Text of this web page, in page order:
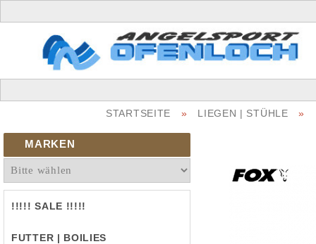
STARTSEITE » LIEGEN | STÜHLE »
MARKEN
!!!!! SALE !!!!!
FUTTER | BOILIES